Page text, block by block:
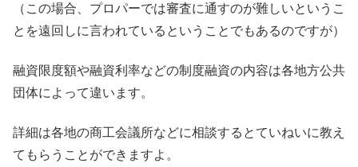
（この場合、プロパーでは審査に通すのが難しいというこ
とを遠回しに言われているということでもあるのですが）
融資限度額や融資利率などの制度融資の内容は各地方公共
団体によって違います。
詳細は各地の商工会議所などに相談するとていねいに教え
てもらうことができますよ。